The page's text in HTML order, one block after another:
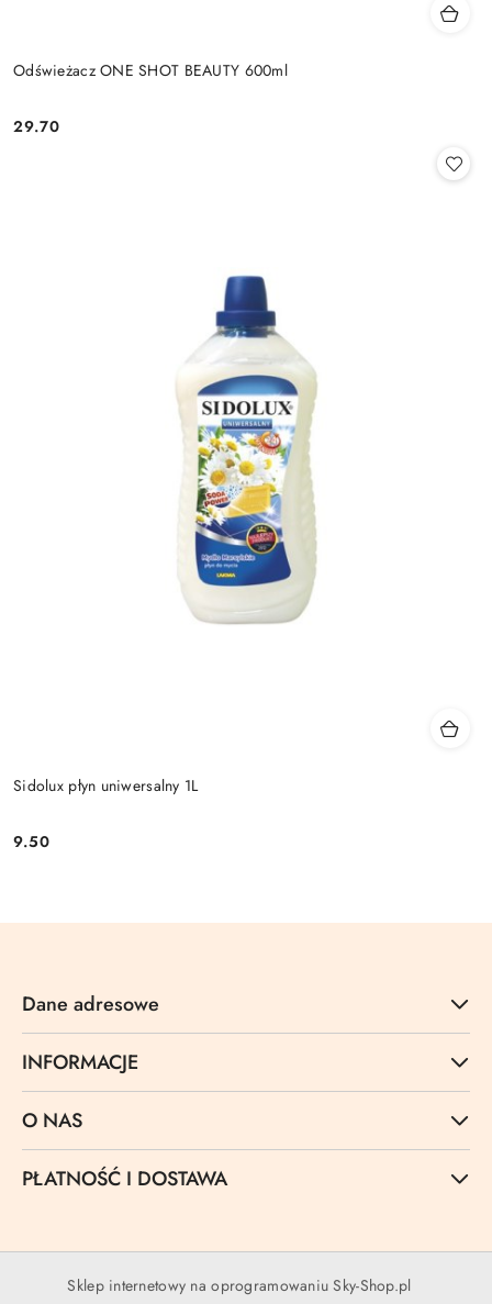
Odświeżacz ONE SHOT BEAUTY 600ml
Cena:
29.70
Sidolux płyn uniwersalny 1L
Cena:
9.50
Dane adresowe
INFORMACJE
O NAS
PŁATNOŚĆ I DOSTAWA
Sklep internetowy na oprogramowaniu Sky-Shop.pl